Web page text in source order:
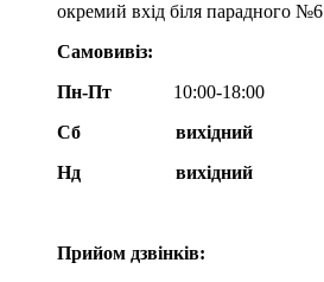
окремий вхід біля парадного №6
Самовивіз:
Пн-Пт
10:00-18:00
Сб
вихідний
Нд
вихідний
Прийом дзвінків: